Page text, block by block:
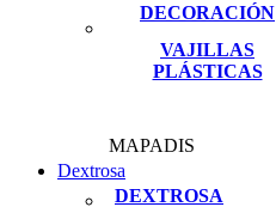
DECORACIÓN
VAJILLAS
PLÁSTICAS
MAPADIS
Dextrosa
DEXTROSA